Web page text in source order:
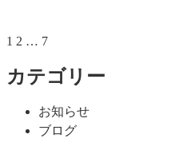
送
り
1 2 … 7
カテゴリー
お知らせ
ブログ